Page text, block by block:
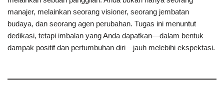
manajer, melainkan seorang visioner, seorang jembatan
budaya, dan seorang agen perubahan. Tugas ini menuntut
dedikasi, tetapi imbalan yang Anda dapatkan—dalam bentuk
dampak positif dan pertumbuhan diri—jauh melebihi ekspektasi.